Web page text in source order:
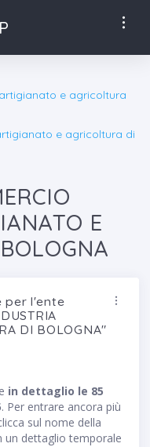
e agricoltura
e agricoltura di
E
per l'ente
DI BOLOGNA"
in dettaglio le 85
. Per entrare ancora più
sul nome della
un dettaglio temporale